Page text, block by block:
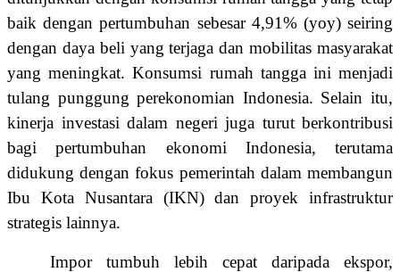
baik dengan pertumbuhan sebesar 4,91% (yoy) seiring
dengan daya beli yang terjaga dan mobilitas masyarakat
yang meningkat. Konsumsi rumah tangga ini menjadi
tulang punggung perekonomian Indonesia. Selain itu,
kinerja investasi dalam negeri juga turut berkontribusi
bagi pertumbuhan ekonomi Indonesia, terutama
didukung dengan fokus pemerintah dalam membangun
Ibu Kota Nusantara (IKN) dan proyek infrastruktur
strategis lainnya.
Impor tumbuh lebih cepat daripada ekspor,